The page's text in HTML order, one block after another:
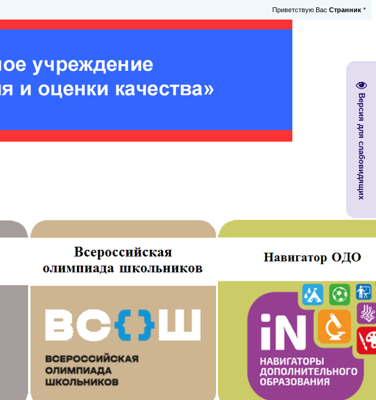
Версия для слабовидящих
Приветствую Вас Странник *